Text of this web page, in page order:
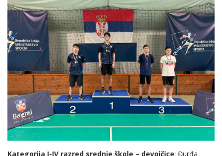
Kategorija I-IV razred srednje škole – devojčice: Đurđa